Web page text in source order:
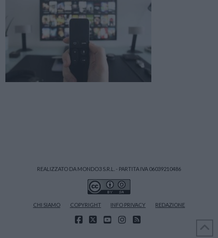
REALIZZATO DA MONDO3 S.R.L. - PARTITA IVA 06039210486
CHI SIAMO COPYRIGHT INFO PRIVACY REDAZIONE